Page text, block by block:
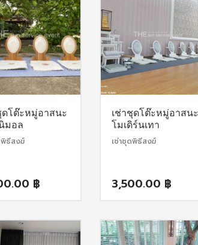
ดโต๊ะหมู่อาสนะ
มอล
ธีสงฆ์
฿
เช่าชุดโต๊ะหมู่อาสนะ
โมเดิร์นเทา
เช่าชุดพิธีสงฆ์
3,500.00 ฿